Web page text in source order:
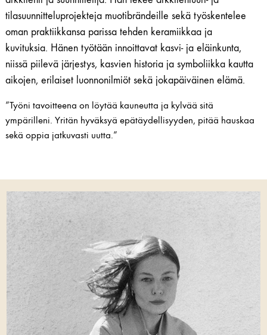
tilasuunnitteluprojekteja muotibrändeille sekä työskentelee
oman praktiikkansa parissa tehden keramiikkaa ja
kuvituksia. Hänen työtään innoittavat kasvi- ja eläinkunta,
niissä piilevä järjestys, kasvien historia ja symboliikka kautta
aikojen, erilaiset luonnonilmiöt sekä jokapäiväinen elämä.
”Työni tavoitteena on löytää kauneutta ja kylvää sitä
ympärilleni. Yritän hyväksyä epätäydellisyyden, pitää hauskaa
sekä oppia jatkuvasti uutta.”